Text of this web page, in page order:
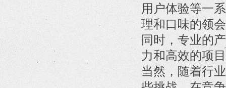
用户体验等一
理和口味的领
同时，专业的
力和高效的项
当然，随着行